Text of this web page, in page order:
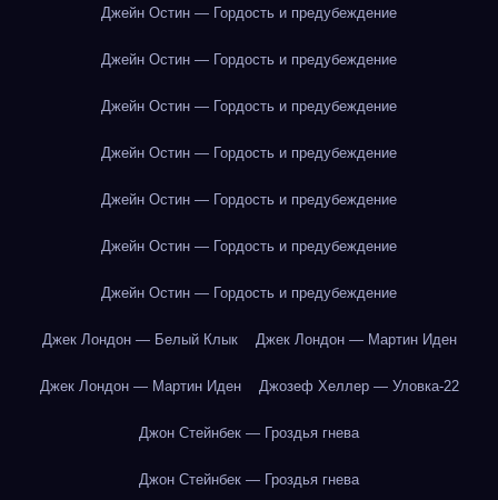
Джейн Остин — Гордость и предубеждение
Джейн Остин — Гордость и предубеждение
Джейн Остин — Гордость и предубеждение
Джейн Остин — Гордость и предубеждение
Джейн Остин — Гордость и предубеждение
Джейн Остин — Гордость и предубеждение
Джейн Остин — Гордость и предубеждение
Джек Лондон — Белый Клык Джек Лондон — Мартин Иден
Джек Лондон — Мартин Иден Джозеф Хеллер — Уловка-22
Джон Стейнбек — Гроздья гнева
Джон Стейнбек — Гроздья гнева